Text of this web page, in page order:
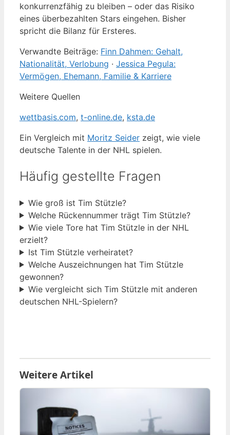
konkurrenzfähig zu bleiben – oder das Risiko
eines überbezahlten Stars eingehen. Bisher
spricht die Bilanz für Ersteres.
Verwandte Beiträge: Finn Dahmen: Gehalt,
Nationalität, Verlobung · Jessica Pegula:
Vermögen, Ehemann, Familie & Karriere
Weitere Quellen
wettbasis.com, t-online.de, ksta.de
Ein Vergleich mit Moritz Seider zeigt, wie viele
deutsche Talente in der NHL spielen.
Häufig gestellte Fragen
Wie groß ist Tim Stützle?
Welche Rückennummer trägt Tim Stützle?
Wie viele Tore hat Tim Stützle in der NHL
erzielt?
Ist Tim Stützle verheiratet?
Welche Auszeichnungen hat Tim Stützle
gewonnen?
Wie vergleicht sich Tim Stützle mit anderen
deutschen NHL-Spielern?
Weitere Artikel